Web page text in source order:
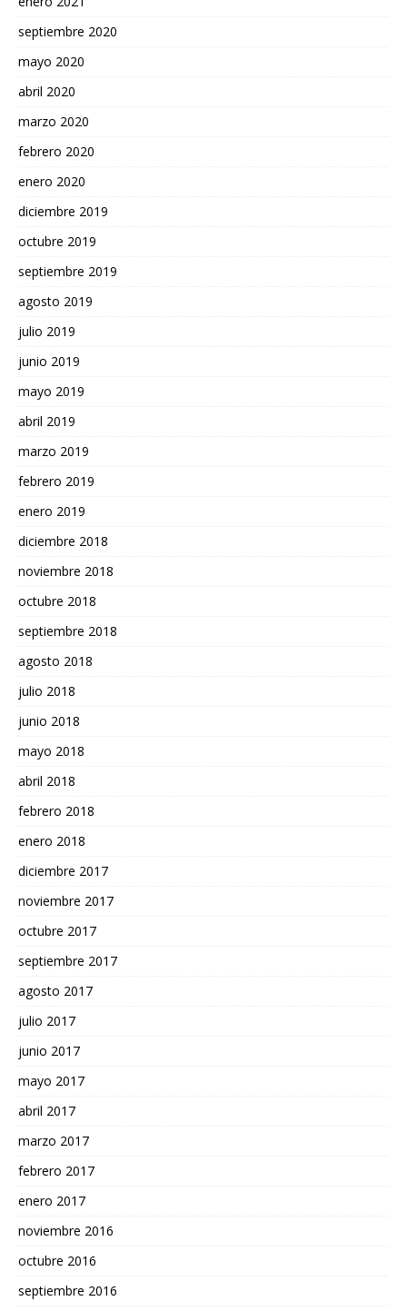
septiembre 2020
mayo 2020
abril 2020
marzo 2020
febrero 2020
enero 2020
diciembre 2019
octubre 2019
septiembre 2019
agosto 2019
julio 2019
junio 2019
mayo 2019
abril 2019
marzo 2019
febrero 2019
enero 2019
diciembre 2018
noviembre 2018
octubre 2018
septiembre 2018
agosto 2018
julio 2018
junio 2018
mayo 2018
abril 2018
febrero 2018
enero 2018
diciembre 2017
noviembre 2017
octubre 2017
septiembre 2017
agosto 2017
julio 2017
junio 2017
mayo 2017
abril 2017
marzo 2017
febrero 2017
enero 2017
noviembre 2016
octubre 2016
septiembre 2016